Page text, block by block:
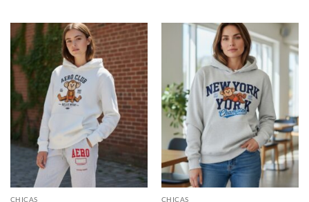
CHICAS CHICAS